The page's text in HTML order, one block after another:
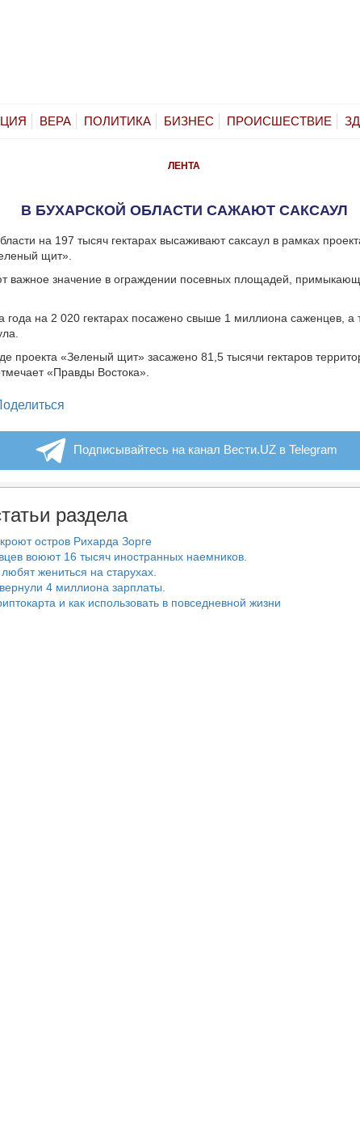
ВЕРА ПОЛИТИКА БИЗНЕС ПРОИСШЕСТВИЕ
ЛЕНТА
В БУХАРСКОЙ ОБЛАСТИ САЖАЮТ САКСАУЛ
на 197 тысяч гектарах высаживают саксаул в рамках
щит».
важное значение в ограждении посевных площадей,
года на 2 020 гектарах посажено свыше 1 миллиона саженцев, а
проекта «Зеленый щит» засажено 81,5 тысячи гектаров
«Правды Востока».
Подписывайтесь на канал Вести.UZ в Telegram
раздела
остров Рихарда Зорге
воюют 16 тысяч иностранных наемников.
жениться на старухах.
4 миллиона зарплаты.
и как использовать в повседневной жизни